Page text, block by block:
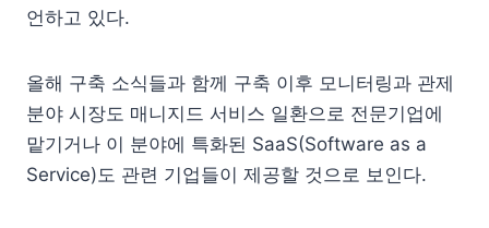
언하고 있다.
올해 구축 소식들과 함께 구축 이후 모니터링과 관제
분야 시장도 매니지드 서비스 일환으로 전문기업에
맡기거나 이 분야에 특화된 SaaS(Software as a
Service)도 관련 기업들이 제공할 것으로 보인다.